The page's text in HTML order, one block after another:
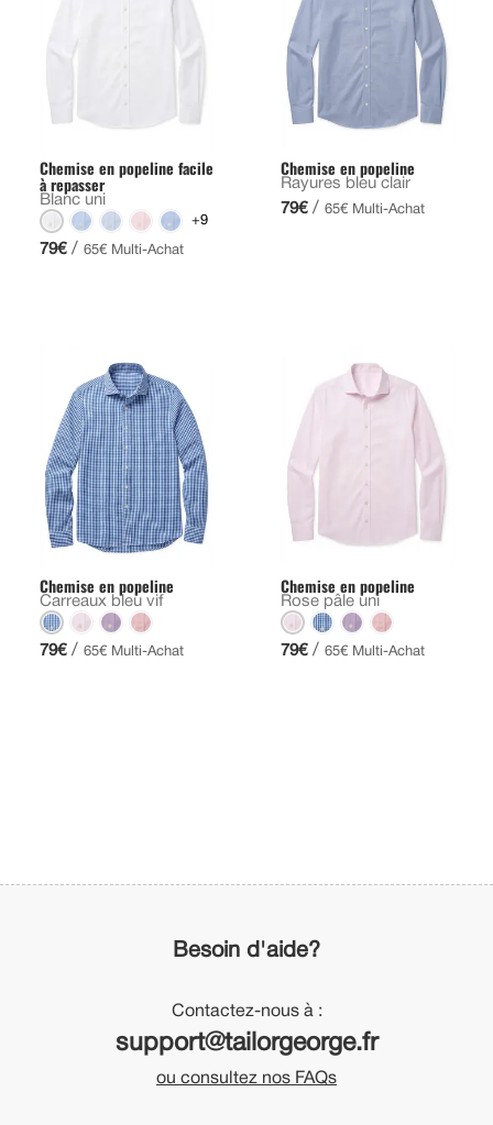
Chemise en popeline facile
à repasser
Blanc uni
+9
79€ / 65€ Multi-Achat
Chemise en popeline
Rayures bleu clair
79€ / 65€ Multi-Achat
Chemise en popeline
Carreaux bleu vif
79€ / 65€ Multi-Achat
Chemise en popeline
Rose pâle uni
79€ / 65€ Multi-Achat
Besoin d'aide?
Contactez-nous à :
support@tailorgeorge.fr
ou consultez nos FAQs